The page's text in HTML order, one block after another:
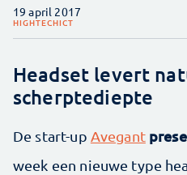
19 april 2017
HIGHTECHICT
Headset levert
scherptediepte
De start-up Avegant
week een nieuwe type